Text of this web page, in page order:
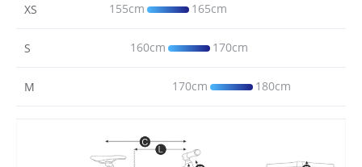
XS 155cm 165cm
S 160cm 170cm
M 170cm 180cm